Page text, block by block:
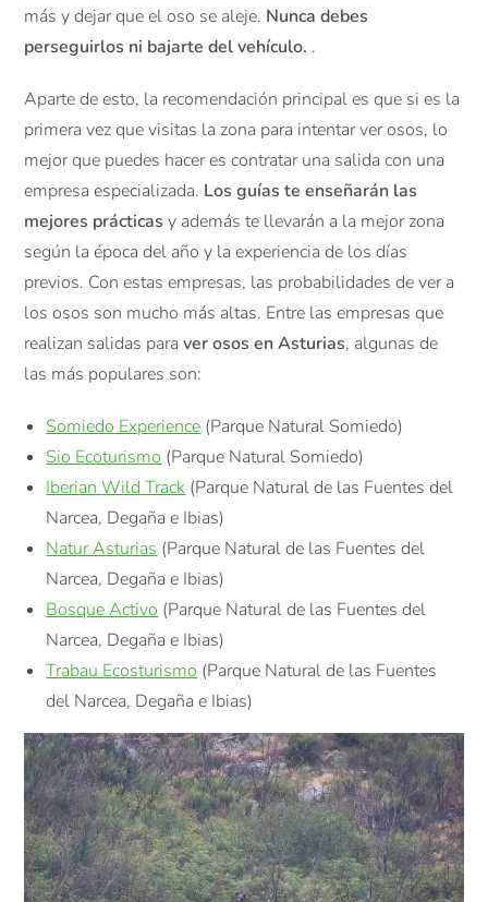
más y dejar que el oso se aleje. Nunca debes
perseguirlos ni bajarte del vehículo. .
Aparte de esto, la recomendación principal es que si es la
primera vez que visitas la zona para intentar ver osos, lo
mejor que puedes hacer es contratar una salida con una
empresa especializada. Los guías te enseñarán las
mejores prácticas y además te llevarán a la mejor zona
según la época del año y la experiencia de los días
previos. Con estas empresas, las probabilidades de ver a
los osos son mucho más altas. Entre las empresas que
realizan salidas paraver osos en Asturias, algunas de
las más populares son:
Somiedo Experience (Parque Natural Somiedo)
Sio Ecoturismo (Parque Natural Somiedo)
Iberian Wild Track (Parque Natural de las Fuentes del
Narcea, Degaña e Ibias)
Natur Asturias (Parque Natural de las Fuentes del
Narcea, Degaña e Ibias)
Bosque Activo (Parque Natural de las Fuentes del
Narcea, Degaña e Ibias)
Trabau Ecosturismo (Parque Natural de las Fuentes
del Narcea, Degaña e Ibias)